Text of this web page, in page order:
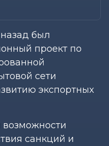
был
проект по
сети
экспортных
санкций и